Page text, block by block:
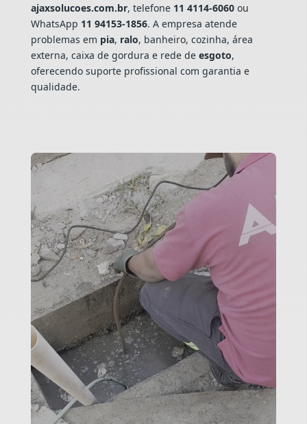
ajaxsolucoes.com.br, telefone 11 4114-6060ou
WhatsApp 11 94153-1856. A empresa atende
problemas em pia, ralo, banheiro, cozinha, área
externa, caixa de gordura e rede de esgoto,
oferecendo suporte profissional com garantia e
qualidade.